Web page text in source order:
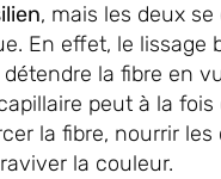
, mais les deux
En effet, le lissage
la fibre en
peut à la fois
la fibre, nourrir
la couleur.